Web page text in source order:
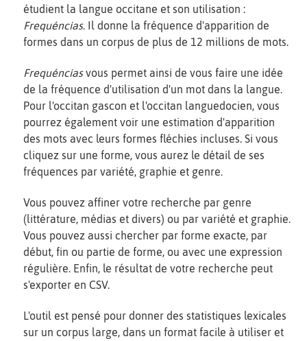
étudient la langue occitane et son utilisation :
Frequéncias. Il donne la fréquence d'apparition de
formes dans un corpus de plus de 12 millions de mots.
Frequénciasvous permet ainsi de vous faire une idée
de la fréquence d'utilisation d'un mot dans la langue.
Pour l'occitan gascon et l'occitan languedocien, vous
pourrez également voir une estimation d'apparition
des mots avec leurs formes fléchies incluses. Si vous
cliquez sur une forme, vous aurez le détail de ses
fréquences par variété, graphie et genre.
Vous pouvez affiner votre recherche par genre
(littérature, médias et divers) ou par variété et graphie.
Vous pouvez aussi chercher par forme exacte, par
début, fin ou partie de forme, ou avec une expression
régulière. Enfin, le résultat de votre recherche peut
s'exporter en CSV.
L'outil est pensé pour donner des statistiques lexicales
sur un corpus large, dans un format facile à utiliser et